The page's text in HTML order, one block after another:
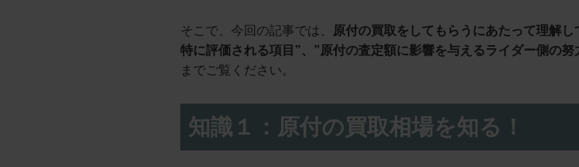
そこで、今回の記事では、 原付の買取をしてもらうにあたって理解
特に評価される項目”、”原付の査定額に影響を与えるライダー側の努
までご覧ください。
知識１：原付の買取相場を知る！